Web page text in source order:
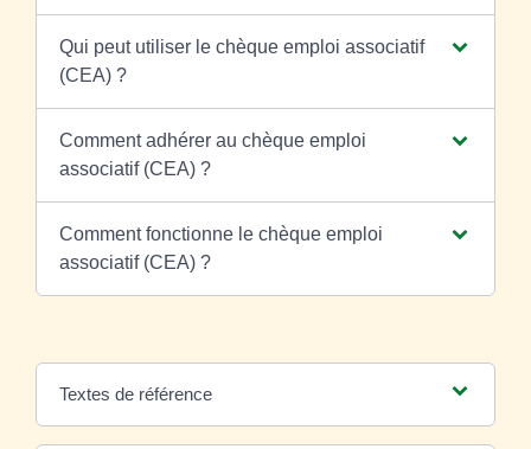
Qui peut utiliser le chèque emploi associatif
(CEA) ?
Comment adhérer au chèque emploi
associatif (CEA) ?
Comment fonctionne le chèque emploi
associatif (CEA) ?
Textes de référence